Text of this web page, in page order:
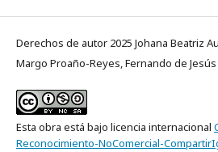
Derechos de autor 2025 Johana Beatriz
Margo Proaño-Reyes, Fernando de
Esta obra está bajo licencia internacional
Reconocimiento-NoComercial-